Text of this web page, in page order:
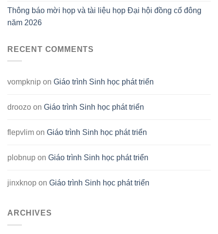
Thông báo mời họp và tài liệu họp Đại hội đồng cổ đông
năm 2026
RECENT COMMENTS
vompknip on Giáo trình Sinh học phát triển
droozo on Giáo trình Sinh học phát triển
flepvlim on Giáo trình Sinh học phát triển
plobnup on Giáo trình Sinh học phát triển
jinxknop on Giáo trình Sinh học phát triển
ARCHIVES